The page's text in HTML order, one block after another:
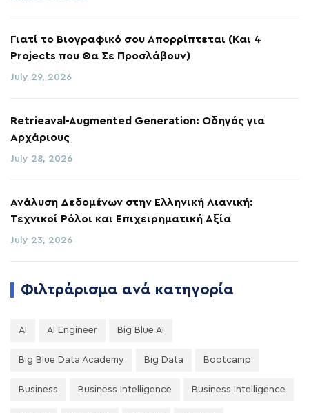
Γιατί το Βιογραφικό σου Απορρίπτεται (Και 4
Projects που Θα Σε Προσλάβουν)
July 29, 2026
Retrieaval-Augmented Generation: Οδηγός για
Αρχάριους
July 28, 2026
Ανάλυση Δεδομένων στην Ελληνική Λιανική:
Τεχνικοί Ρόλοι και Επιχειρηματική Αξία
July 23, 2026
Φιλτράρισμα ανά κατηγορία
AI AI Engineer Big Blue AI
Big Blue Data Academy Big Data Bootcamp
Business Business Intelligence Business Intelligence